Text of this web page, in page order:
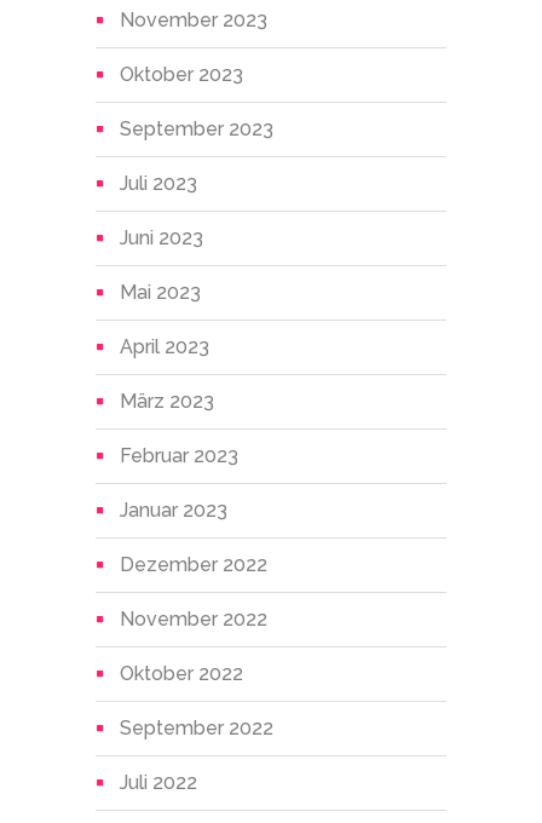
November 2023
Oktober 2023
September 2023
Juli 2023
Juni 2023
Mai 2023
April 2023
März 2023
Februar 2023
Januar 2023
Dezember 2022
November 2022
Oktober 2022
September 2022
Juli 2022